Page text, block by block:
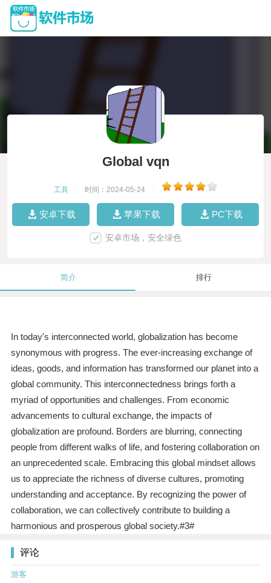
Global vqn
工具 时间：2024-05-24
安卓下载 苹果下载 PC下载
安卓市场，安全绿色
简介 排行
In today's interconnected world, globalization has become
synonymous with progress. The ever-increasing exchange of
ideas, goods, and information has transformed our planet into a
global community. This interconnectedness brings forth a
myriad of opportunities and challenges. From economic
advancements to cultural exchange, the impacts of
globalization are profound. Borders are blurring, connecting
people from different walks of life, and fostering collaboration on
an unprecedented scale. Embracing this global mindset allows
us to appreciate the richness of diverse cultures, promoting
understanding and acceptance. By recognizing the power of
collaboration, we can collectively contribute to building a
harmonious and prosperous global society.#3#
评论
游客